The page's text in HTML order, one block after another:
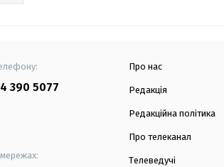
390 5077
Про нас
Редакція
Редакційна політика
Про телеканал
Телеведучі